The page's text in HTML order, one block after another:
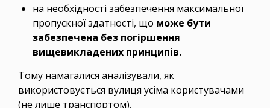
на необхідності забезпечення максимальної
пропускної здатності, що може бути
забезпечена без погіршення
вищевикладених принципів.
Тому намагалися аналізували, як
використовується вулиця усіма користувачами
(не лише транспортом).